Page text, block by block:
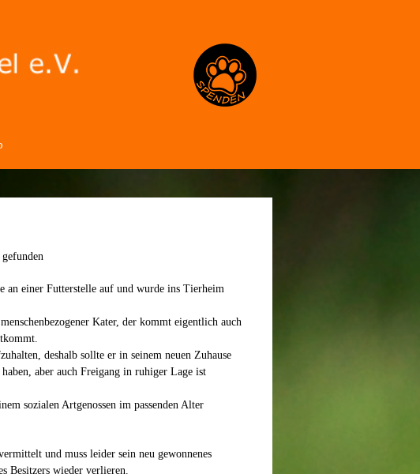
an einerFutterstelle auf und wurde ins Tierheim
Kater, der kommt eigentlich auch
deshalb sollte er in seinem neuen Zuhause
haben, aber auch Freigang in ruhiger Lage ist
sozialen Artgenossen im passenden Alter
und muss leider sein neu gewonnenes
Besitzers wieder verlieren.